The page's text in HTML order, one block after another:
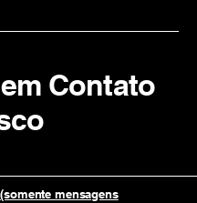
Contato
(somente mensagens